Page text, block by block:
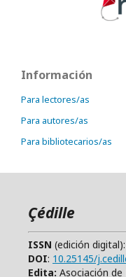
Información
Para lectores/as
Para autores/as
Para bibliotecarios/as
Çédille
ISSN (edición
DOI: 10.25145/
Edita: Asociación de